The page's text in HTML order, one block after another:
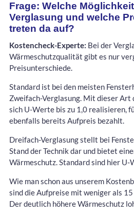
Frage: Welche
Verglasung und welche
treten da auf?
Kostencheck-Experte: Bei der
Wärmeschutzqualität gibt es nur
Preisunterschiede.
Standard ist bei den meisten
Zweifach-Verglasung. Mit dieser Art
sich U-Werte bis zu 1,0 realisieren,
ebenfalls bereits Aufpreis bezahlt.
Dreifach-Verglasung stellt bei
Stand der Technik dar und bietet
Wärmeschutz. Standard sind hier U-
Wie man schon aus unserem
sind die Aufpreise mit weniger als
Der deutlich höhere Wärmeschutz